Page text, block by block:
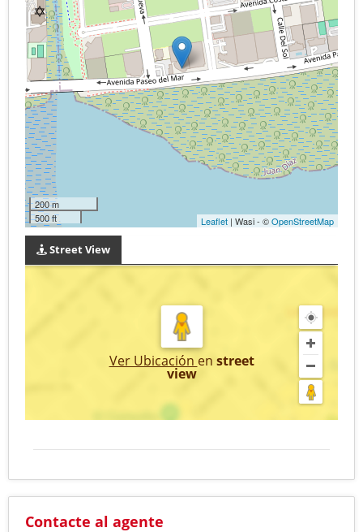
200 m
500 ft
Leaflet | Wasi - ©OpenStreetMap
Street View
Ver Ubicación en street
view
Contacte al agente